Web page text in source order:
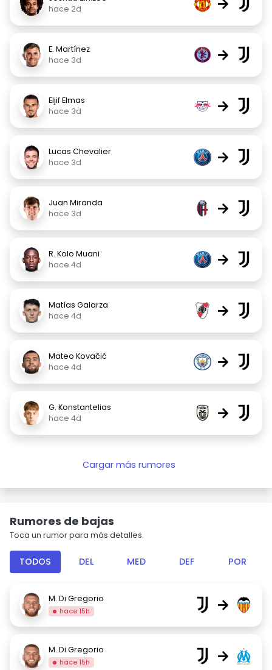
hace 2d
E. Martínez
hace 3d
→
Eljif Elmas
hace 3d
→
Lucas Chevalier
hace 3d
→
Juan Miranda
hace 3d
→
R. Kolo Muani
hace 4d
→
Matías Galarza
hace 4d
→
Mateo Kovačić
hace 4d
→
G. Konstantelias
hace 4d
→
Cargar más rumores
Rumores de bajas
Toca un rumor para más detalles.
TODOS DEL MED DEF POR
M. Di Gregorio
hace 15h →
M. Di Gregorio
hace 15h →